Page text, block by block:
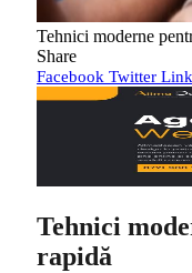
Tehnici moderne
Share
Facebook Twitter
Tehnici
rapidă